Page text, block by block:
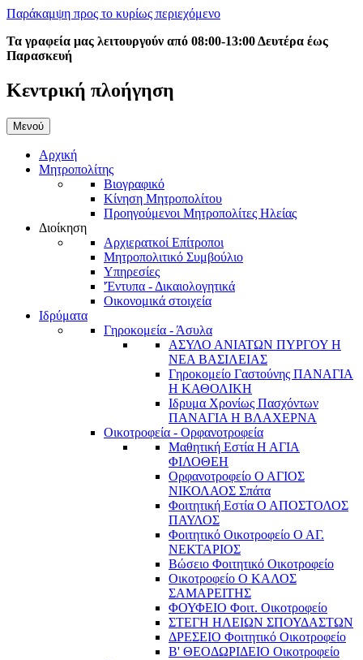
Παράκαμψη προς το κυρίως περιεχόμενο
Τα γραφεία μας λειτουργούν από 08:00-13:00 Δευτέρα έως
Παρασκευή
Κεντρική πλοήγηση
Μενού
Αρχική
Μητροπολίτης
Βιογραφικό
Κίνηση Μητροπολίτου
Προηγούμενοι Μητροπολίτες Ηλείας
Διοίκηση
Αρχιερατκοί Επίτροποι
Μητροπολιτικό Συμβούλιο
Υπηρεσίες
'Έντυπα - Δικαιολογητικά
Οικονομικά στοιχεία
Ιδρύματα
Γηροκομεία - Άσυλα
ΑΣΥΛΟ ΑΝΙΑΤΩΝ ΠΥΡΓΟΥ Η
ΝΕΑ ΒΑΣΙΛΕΙΑΣ
Γηροκομείο Γαστούνης ΠΑΝΑΓΙΑ
Η ΚΑΘΟΛΙΚΗ
Ιδρυμα Χρονίως Πασχόντων
ΠΑΝΑΓΙΑ Η ΒΛΑΧΕΡΝΑ
Οικοτροφεία - Ορφανοτροφεία
Μαθητική Εστία Η ΑΓΙΑ
ΦΙΛΟΘΕΗ
Ορφανοτροφείο Ο ΑΓΙΟΣ
ΝΙΚΟΛΑΟΣ Σπάτα
Φοιτητική Εστία Ο ΑΠΟΣΤΟΛΟΣ
ΠΑΥΛΟΣ
Φοιτητικό Οικοτροφείο Ο ΑΓ.
ΝΕΚΤΑΡΙΟΣ
Βώσειο Φοιτητικό Οικοτροφείο
Οικοτροφείο Ο ΚΑΛΟΣ
ΣΑΜΑΡΕΙΤΗΣ
ΦΟΥΦΕΙΟ Φοιτ. Οικοτροφείο
ΣΤΕΓΗ ΗΛΕΙΩΝ ΣΠΟΥΔΑΣΤΩΝ
ΔΡΕΣΕΙΟ Φοιτητικό Οικοτροφείο
Β' ΘΕΟΔΩΡΙΔΕΙΟ Οικοτροφείο